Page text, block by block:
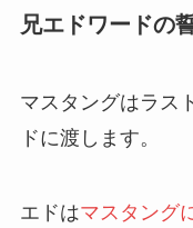
兄エドワードの
マスタングはラス
ドに渡します。
エドはマスタング